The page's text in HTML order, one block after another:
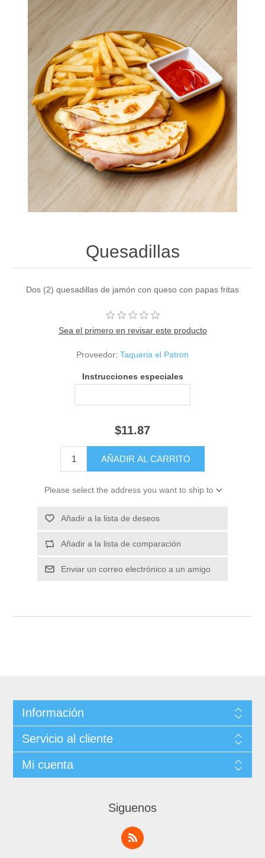
Quesadillas
Dos (2) quesadillas de jamón con queso con papas fritas
Sea el primero en revisar este producto
Proveedor: Taqueria el Patron
Instrucciones especiales
$11.87
Please select the address you want to ship to
Información
Servicio al cliente
Mi cuenta
Siguenos